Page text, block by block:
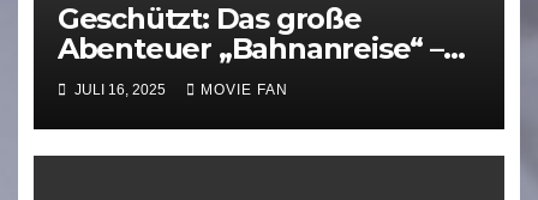
Geschützt: Das große
Abenteuer „Bahnanreise“ –
oder: Der Fahrplan sagt Nein
JULI 16, 2025 MOVIE FAN